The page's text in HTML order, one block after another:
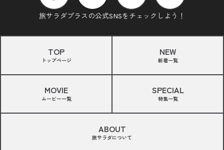
旅サラダプラスの公式SNSをチェックしよう！
TOP
トップページ
NEW
新着一覧
MOVIE
ムービー一覧
SPECIAL
特集一覧
ABOUT
旅サラダについて